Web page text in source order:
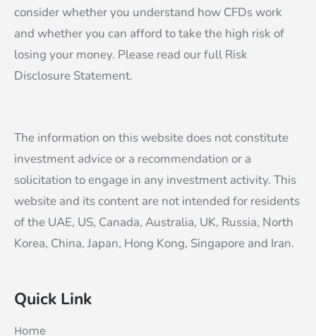
consider whether you understand how CFDs work
and whether you can afford to take the high risk of
losing your money. Please read our full Risk
Disclosure Statement.
The information on this website does not constitute
investment advice or a recommendation or a
solicitation to engage in any investment activity. This
website and its content are not intended for residents
of the UAE, US, Canada, Australia, UK, Russia, North
Korea, China, Japan, Hong Kong, Singapore and Iran.
Quick Link
Home